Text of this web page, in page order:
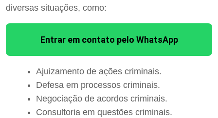
diversas situações, como:
Entrar em contato pelo WhatsApp
Ajuizamento de ações criminais.
Defesa em processos criminais.
Negociação de acordos criminais.
Consultoria em questões criminais.